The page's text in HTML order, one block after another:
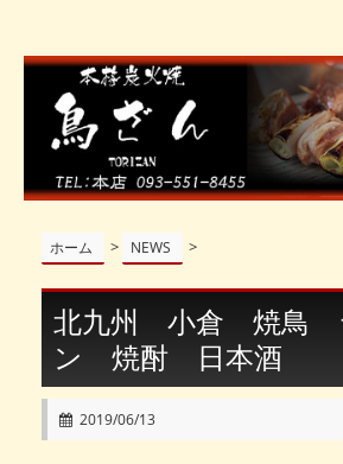
ホーム > NEWS >
北九州 小倉 焼鳥
ン 焼酎 日本酒
2019/06/13